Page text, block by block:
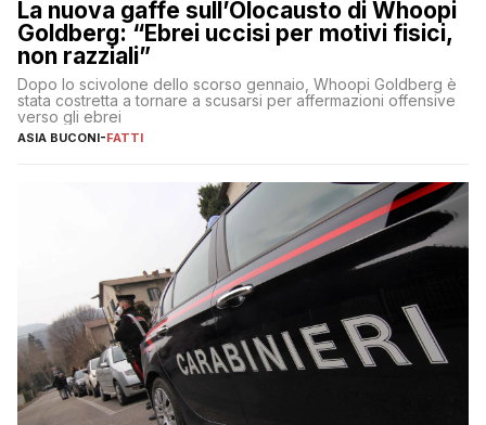
La nuova gaffe sull’Olocausto di Whoopi
Goldberg: “Ebrei uccisi per motivi fisici,
non razziali”
Dopo lo scivolone dello scorso gennaio, Whoopi Goldberg è
stata costretta a tornare a scusarsi per affermazioni offensive
verso gli ebrei
ASIA BUCONI-FATTI